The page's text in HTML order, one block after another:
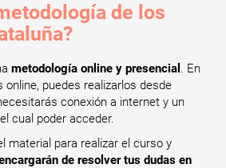
de los
metodología online y presencial . En
puedes realizarlos desde
conexión a internet y un
cual poder acceder.
material para realizar el curso y
de resolver tus dudas en